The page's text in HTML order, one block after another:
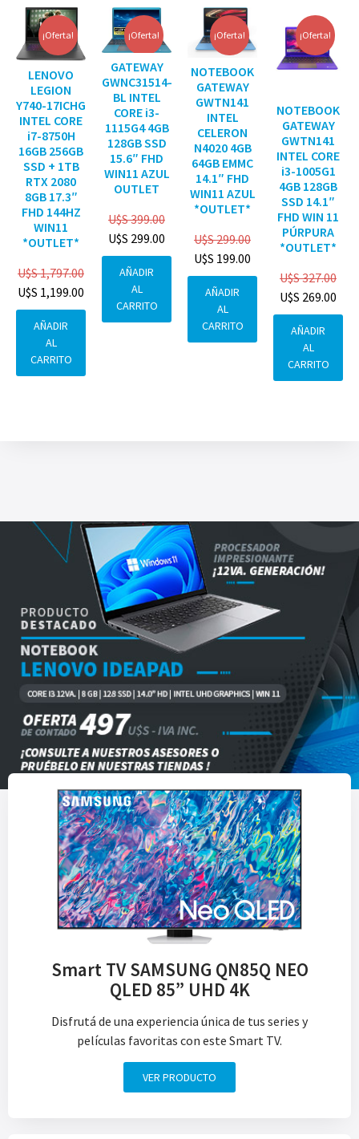
¡Oferta!
LENOVO
LEGION
Y740-17ICHG
INTEL CORE
i7-8750H
16GB 256GB
SSD + 1TB
RTX 2080
8GB 17.3″
FHD 144HZ
WIN11
*OUTLET*
U$S1,797.00
U$S 1,199.00
AÑADIR
AL
CARRITO
¡Oferta!
GATEWAY
GWNC31514-
BL INTEL
CORE i3-
1115G4 4GB
128GB SSD
15.6″ FHD
WIN11 AZUL
OUTLET
U$S399.00
U$S 299.00
AÑADIR
AL
CARRITO
¡Oferta!
NOTEBOOK
GATEWAY
GWTN141
INTEL
CELERON
N4020 4GB
64GB EMMC
14.1″ FHD
WIN11 AZUL
*OUTLET*
U$S299.00
U$S 199.00
AÑADIR
AL
CARRITO
¡Oferta!
NOTEBOOK
GATEWAY
GWTN141
INTEL CORE
i3-1005G1
4GB 128GB
SSD 14.1″
FHD WIN 11
PÚRPURA
*OUTLET*
U$S327.00
U$S 269.00
AÑADIR
AL
CARRITO
Smart TV SAMSUNG QN85Q NEO
QLED 85” UHD 4K
Disfrutá de una experiencia única de tus series y
películas favoritas con este Smart TV.
VER PRODUCTO